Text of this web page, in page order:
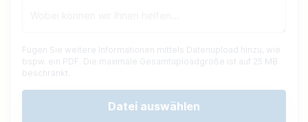
Fügen Sie weitere Informationen mittels Datenupload hinzu, wie
bspw. ein PDF. Die maximale Gesamtuploadgröße ist auf 25 MB
beschränkt.
Datei auswählen